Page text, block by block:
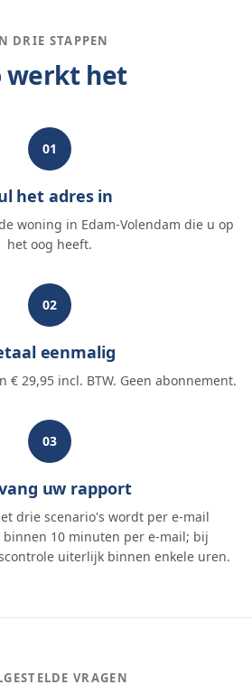
DRIE STAPPEN
werkt het
01
het adres in
woning in Edam-Volendam die u op
het oog heeft.
02
eenmalig
€ 29,95 incl. BTW. Geen abonnement.
03
uw rapport
drie scenario's wordt per e-mail
binnen 10 minuten per e-mail; bij
uiterlijk binnen enkele uren.
VRAGEN